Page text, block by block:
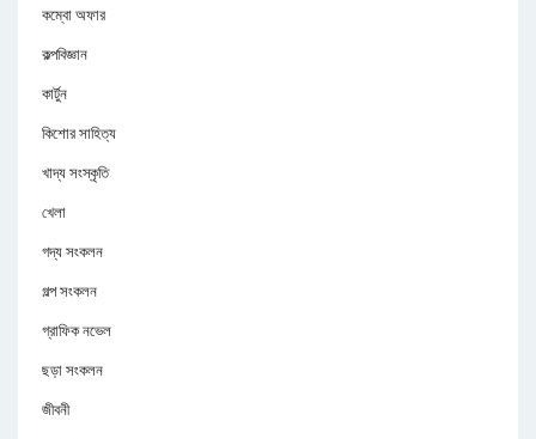
কম্বো অফার
কল্পবিজ্ঞান
কার্টুন
কিশোর সাহিত্য
খাদ্য সংস্কৃতি
খেলা
গদ্য সংকলন
গল্প সংকলন
গ্রাফিক নভেল
ছড়া সংকলন
জীবনী